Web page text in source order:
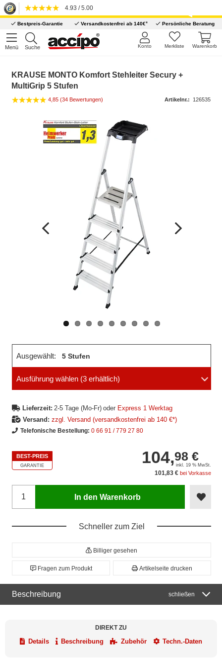
4.93 / 5.00
Bestpreis-Garantie Versandkostenfrei ab 140€* Persönliche Beratung
Menü Suche Warenkorb
Merkliste
Konto
KRAUSE MONTO Komfort Stehleiter Secury +
MultiGrip 5 Stufen
4,85 (34 Bewertungen) Artikelnr.: 126535
Ausgewählt: 5 Stufen
Ausführung wählen (3 erhältlich)
Lieferzeit: 2-5 Tage (Mo-Fr) oder Express 1 Werktag
Versand: zzgl. Versand (versandkostenfrei ab 140 €*)
Telefonische Bestellung: 0 66 91 / 779 27 80
BEST-PREIS
GARANTIE 104,98 €
inkl. 19 % MwSt.
101,83 € bei Vorkasse
In den Warenkorb
Schneller zum Ziel
Billiger gesehen
Fragen zum Produkt Artikelseite drucken
Beschreibung schließen
DIREKT ZU
Details Beschreibung Zubehör Techn.-Daten